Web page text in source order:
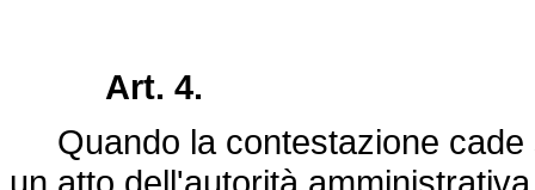
Art. 4.
Quando la contestazione cade